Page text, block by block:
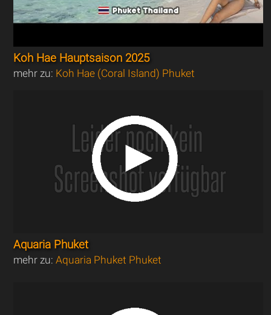
Koh Hae Hauptsaison 2025
mehr zu: Koh Hae (Coral Island) Phuket
Aquaria Phuket
mehr zu:Aquaria Phuket Phuket